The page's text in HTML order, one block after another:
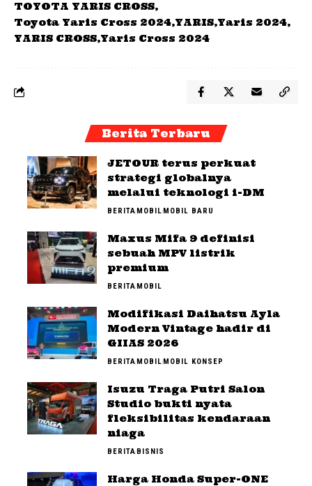
TOYOTA YARIS CROSS
Toyota Yaris Cross 2024 YARIS Yaris 2024
YARIS CROSS Yaris Cross 2024
Berita Terbaru
JETOUR terus perkuat
strategi globalnya
melalui teknologi i-DM
BERITAMOBILMOBIL BARU
Maxus Mifa 9 definisi
sebuah MPV listrik
premium
BERITAMOBIL
Modifikasi Daihatsu Ayla
Modern Vintage hadir di
GIIAS 2026
BERITAMOBILMOBIL KONSEP
Isuzu Traga Putri Salon
Studio bukti nyata
fleksibilitas kendaraan
niaga
BERITABISNIS
Harga Honda Super-ONE